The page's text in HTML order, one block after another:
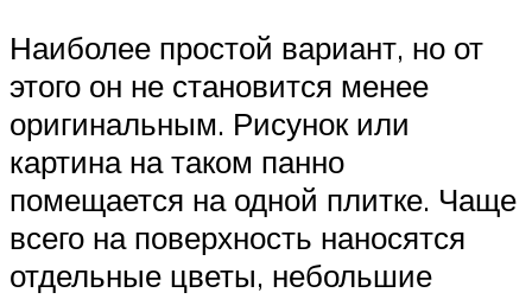
Наиболее простой вариант, но от
этого он не становится менее
оригинальным. Рисунок или
картина на таком панно
помещается на одной плитке. Чаще
всего на поверхность наносятся
отдельные цветы, небольшие